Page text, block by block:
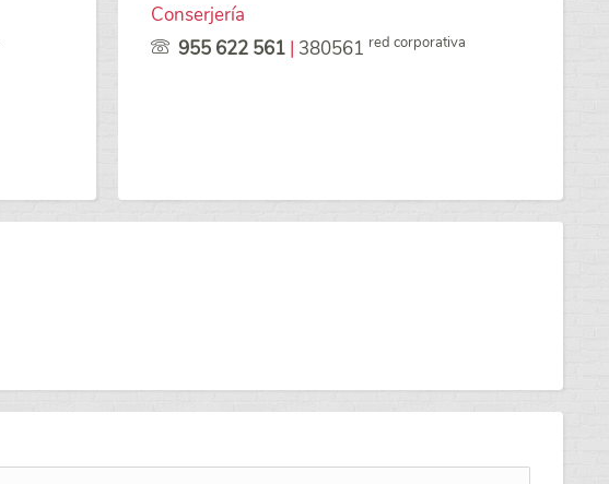
Conserjería
955 622 561 | 380561 red corporativa